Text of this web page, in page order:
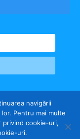
navigării
Pentru mai multe
privind cookie-uri,
uri.